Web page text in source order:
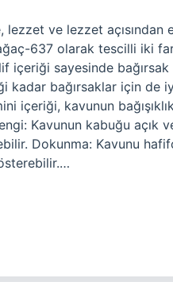
ve lezzet açısından
637 olarak tescilli iki
içeriği sayesinde
bağırsaklar için de
içeriği, kavunun
Kavunun kabuğu açık
Dokunma: Kavunu